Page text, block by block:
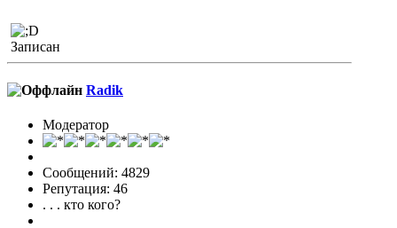
Записан
Radik
Модератор
Сообщений: 4829
Репутация: 46
. . . кто кого?